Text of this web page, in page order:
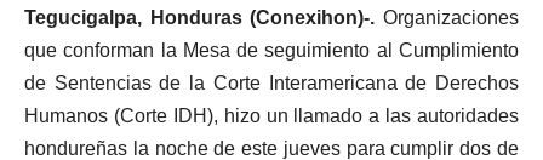
Tegucigalpa, Honduras (Conexihon)-. Organizaciones
que conforman la Mesa de seguimiento al Cumplimiento
de Sentencias de la Corte Interamericana de Derechos
Humanos (Corte IDH), hizo un llamado a las autoridades
hondureñas la noche de este jueves para cumplir dos de